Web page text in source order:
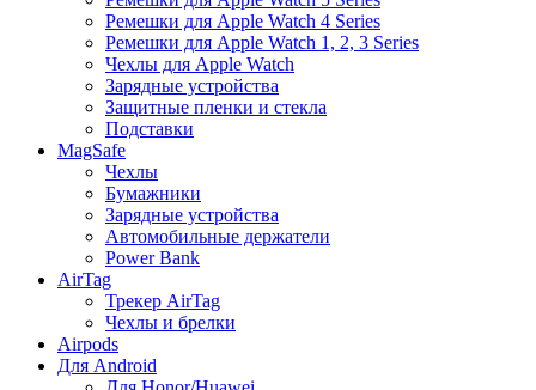
Ремешки для Apple Watch 4 Series
Ремешки для Apple Watch 1, 2, 3 Series
Чехлы для Apple Watch
Зарядные устройства
Защитные пленки и стекла
Подставки
MagSafe
Чехлы
Бумажники
Зарядные устройства
Автомобильные держатели
Power Bank
AirTag
Трекер AirTag
Чехлы и брелки
Airpods
Для Android